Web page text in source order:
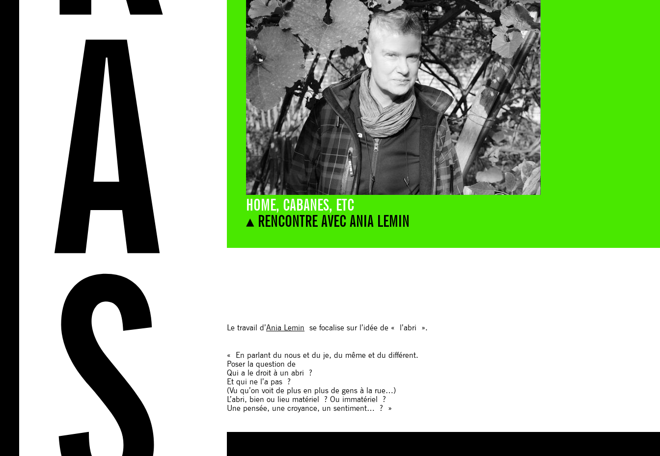
HOME, CABANES, ETC
▴ RENCONTRE AVEC ANIA LEMIN
Le travail d’Ania Lemin se focalise sur l’idée de « l’abri ».
« En parlant du nous et du je, du même et du différent.
Poser la question de
Qui a le droit à un abri ?
Et qui ne l’a pas ?
(Vu qu’on voit de plus en plus de gens à la rue…)
L’abri, bien ou lieu matériel ? Ou immatériel ?
Une pensée, une croyance, un sentiment… ? »